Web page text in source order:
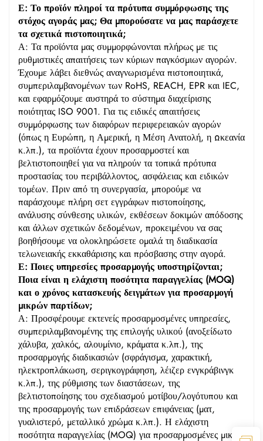
Ε: Το προϊόν πληροί τα πρότυπα συμμόρφωσης της
στόχος αγοράς μας; Θα μπορούσατε να μας παράσχετε
τα σχετικά πιστοποιητικά;
Α: Τα προϊόντα μας συμμορφώνονται πλήρως με τις
ρυθμιστικές απαιτήσεις των κύριων παγκόσμιων αγορών.
Έχουμε λάβει διεθνώς αναγνωρισμένα πιστοποιητικά,
συμπεριλαμβανομένων των RoHS, REACH, EPR και IEC,
και εφαρμόζουμε αυστηρά το σύστημα διαχείρισης
ποιότητας ISO 9001. Για τις ειδικές απαιτήσεις
συμμόρφωσης των διαφόρων περιφερειακών αγορών
(όπως η Ευρώπη, η Αμερική, η Μέση Ανατολή, η Ωκεανία
κ.λπ.), τα προϊόντα έχουν προσαρμοστεί και
βελτιστοποιηθεί για να πληρούν τα τοπικά πρότυπα
προστασίας του περιβάλλοντος, ασφάλειας και ειδικών
τομέων. Πριν από τη συνεργασία, μπορούμε να
παράσχουμε πλήρη σετ εγγράφων πιστοποίησης,
ανάλυσης σύνθεσης υλικών, εκθέσεων δοκιμών απόδοσης
και άλλων σχετικών δεδομένων, προκειμένου να σας
βοηθήσουμε να ολοκληρώσετε ομαλά τη διαδικασία
τελωνειακής εκκαθάρισης και πρόσβασης στην αγορά.
Ε: Ποιες υπηρεσίες προσαρμογής υποστηρίζονται;
Ποια είναι η ελάχιστη ποσότητα παραγγελίας (MOQ)
και ο χρόνος κατασκευής δειγμάτων για προσαρμογή
μικρών παρτίδων;
Α: Προσφέρουμε εκτενείς προσαρμοσμένες υπηρεσίες,
συμπεριλαμβανομένης της επιλογής υλικού (ανοξείδωτο
χάλυβα, χαλκός, αλουμίνιο, κράματα κ.λπ.), της
προσαρμογής διαδικασιών (σφράγισμα, χαρακτική,
ηλεκτροπλάκωση, σεριγκογράφηση, λέιζερ ενγκράβινγκ
κ.λπ.), της ρύθμισης των διαστάσεων, της
βελτιστοποίησης του σχεδιασμού μοτίβου/λογότυπου και
της προσαρμογής των επιδράσεων επιφάνειας (ματ,
γυαλιστερό, μεταλλικό χρώμα κ.λπ.). Η ελάχιστη
ποσότητα παραγγελίας (MOQ) για προσαρμοσμένες μικρές